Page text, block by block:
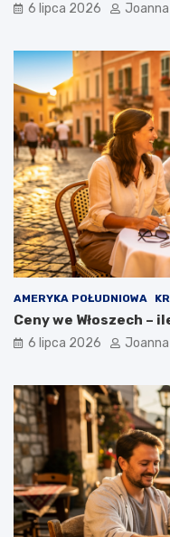
6 lipca 2026
AMERYKA POŁUDNIOWA
Ceny we Włoszech –
6 lipca 2026